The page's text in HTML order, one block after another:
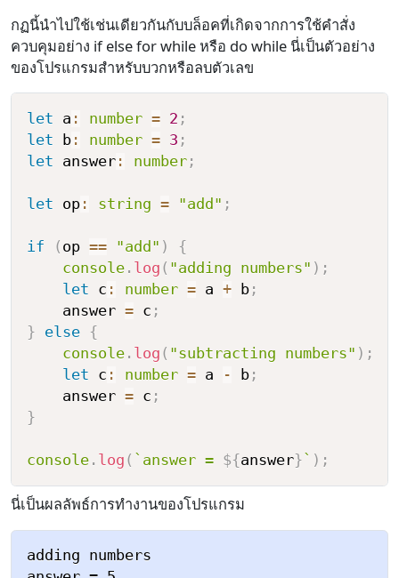
กฏนี้นำไปใช้เช่นเดียวกันกับบล็อคที่เกิดจากการใช้คำสั่ง
ควบคุมอย่าง if else for while หรือ do while นี่เป็นตัวอย่าง
ของโปรแกรมสำหรับบวกหรือลบตัวเลข
let a : number = 2 ;
let b: number = 3 ;
let answer: number;
let op: string = "add" ;
if ( op == "add" )
{
console. log ( "adding numbers" ) ;
let c : number = a + b;
    answer
= c ;
}
else
{
console. log ( "subtracting numbers" ) ;
let c : number = a - b;
    answer
= c ;
}
console. log ( ` answer = ${answer} ` ) ;
นี่เป็นผลลัพธ์การทำงานของโปรแกรม
adding numbers